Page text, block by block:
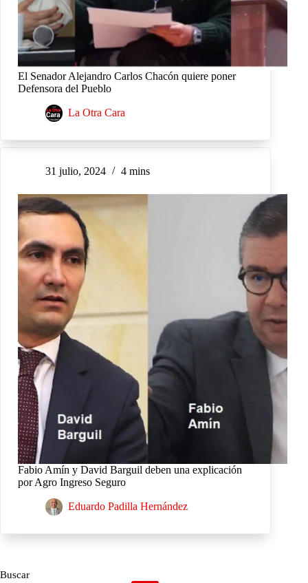
El Senador Alejandro Carlos Chacón quiere poner
Defensora del Pueblo
La Otra Cara
31 julio, 2024 4 mins
Fabio Amín y David Barguil deben una explicación
por Agro Ingreso Seguro
Eduardo Padilla Hernández
Buscar